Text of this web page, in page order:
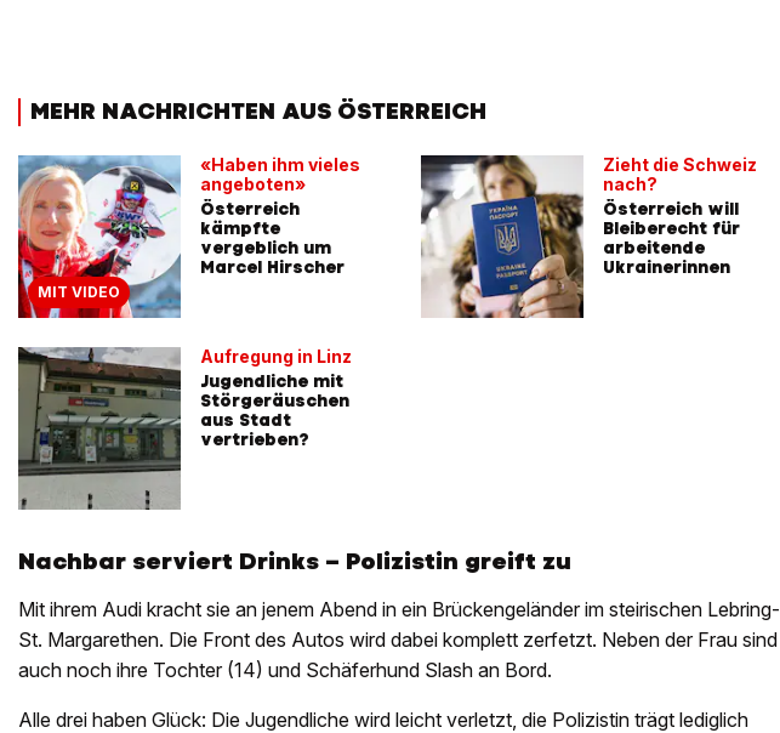
MEHR NACHRICHTEN AUS ÖSTERREICH
MIT VIDEO
«Haben ihm vieles
angeboten»
Österreich
kämpfte
vergeblich um
Marcel Hirscher
Aufregung in Linz
Jugendliche mit
Störgeräuschen
aus Stadt
vertrieben?
Zieht die Schweiz
nach?
Österreich will
Bleiberecht für
arbeitende
Ukrainerinnen
Nachbar serviert Drinks – Polizistin greift zu
Mit ihrem Audi kracht sie an jenem Abend in ein Brückengeländer im steirischen Lebring-
St. Margarethen. Die Front des Autos wird dabei komplett zerfetzt. Neben der Frau sind
auch noch ihre Tochter (14) und Schäferhund Slash an Bord.
Alle drei haben Glück: Die Jugendliche wird leicht verletzt, die Polizistin trägt lediglich